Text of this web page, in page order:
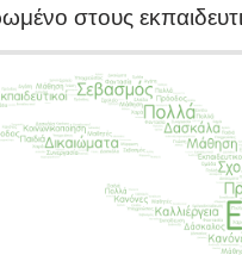
στους